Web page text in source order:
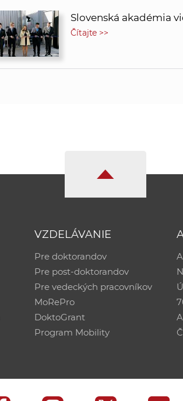
Slovenská akadémia
Čítajte >>
VZDELÁVANIE
Pre doktorandov
Pre post-doktorandov
Pre vedeckých pracovníkov
MoRePro
DoktoGrant
Program Mobility